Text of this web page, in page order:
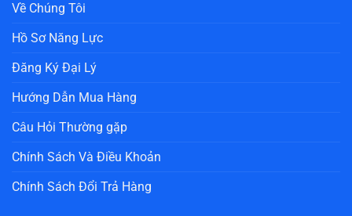
Về Chúng Tôi
Hồ Sơ Năng Lực
Đăng Ký Đại Lý
Hướng Dẫn Mua Hàng
Câu Hỏi Thường gặp
Chính Sách Và Điều Khoản
Chính Sách Đổi Trả Hàng